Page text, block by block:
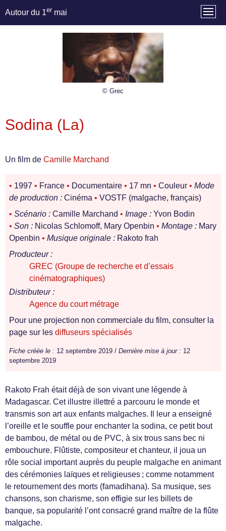
Autour du 1er mai
© Grec
Sodina (La)
Un film de Camille Marchand
• 1997 • France • Documentaire • 17 mn • Couleur • Mode
de production : Cinéma • VOSTF (malgache, français)
• Scénario : Camille Marchand • Image : Yvon Bodin
• Son : Nicolas Schlomoff, Mary Openbin • Montage : Mary
Openbin • Musique originale : Rakoto frah
Producteur :
GREC (Groupe de recherche et d’essais
cinématographiques)
Distributeur :
Agence du court métrage
Pour une projection non commerciale du film, consulter la
page sur les diffuseurs spécialisés
Fiche créée le : 12 septembre 2019 / Dernière mise à jour : 12
septembre 2019
Rakoto Frah était déjà de son vivant une légende à
Madagascar. Cet illustre illettré a parcouru le monde et
transmis son art aux enfants malgaches. Il leur a enseigné
l’oreille et le souffle pour enchanter la sodina, ce petit bout
de bambou, de métal ou de PVC, à six trous sans bec ni
embouchure. Flûtiste, compositeur et chanteur, il joua un
rôle social important auprès du peuple malgache en animant
des cérémonies laïques et religieuses ; comme notamment
le retournement des morts (famadihana). Sa musique, ses
chansons, son charisme, son effigie sur les billets de
banque, sa popularité l’ont consacré grand maître de la flûte
malgache.